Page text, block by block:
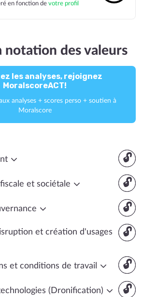
en fonction de votre profil
notation des valeurs
les analyses, rejoignez
MoralscoreACT!
analyses + scores perso + soutien à
Moralscore
🔓
🔓
et sociétale
🔓
🔓
et création d'usages
🔓
et conditions de travail
🔓
(Dronification)